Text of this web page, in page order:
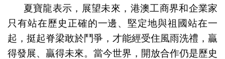
夏寶龍表示，展望未來，港澳工商界和企業家
只有站在歷史正確的一邊、堅定地與祖國站在一
起，挺起脊梁敢於鬥爭，才能經受住風雨洗禮，贏
得發展、贏得未來。當今世界，開放合作仍是歷史